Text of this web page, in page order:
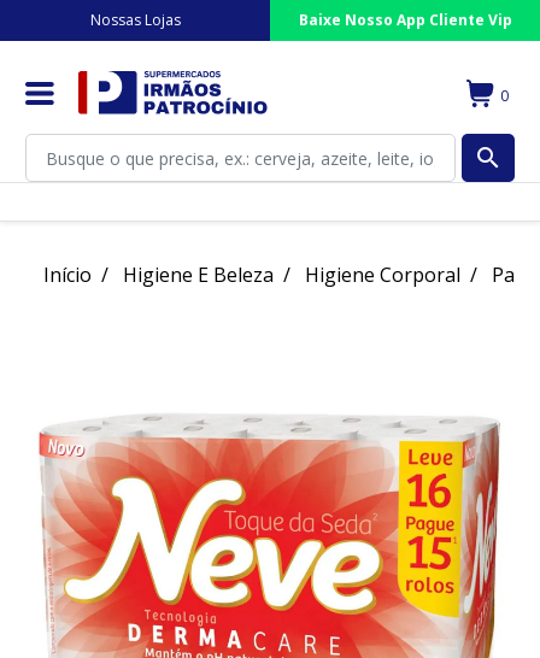
Nossas Lojas Baixe Nosso App Cliente Vip
0
search
Início Higiene E Beleza Higiene Corporal